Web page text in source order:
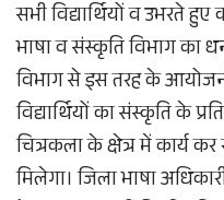
सभी विद्यार्थियों व उभरते
भाषा व संस्कृति विभाग का
विभाग से इस तरह के
विद्यार्थियों का संस्कृति के
चित्रकला के क्षेत्र में कार्य कर
मिलेगा। जिला भाषा